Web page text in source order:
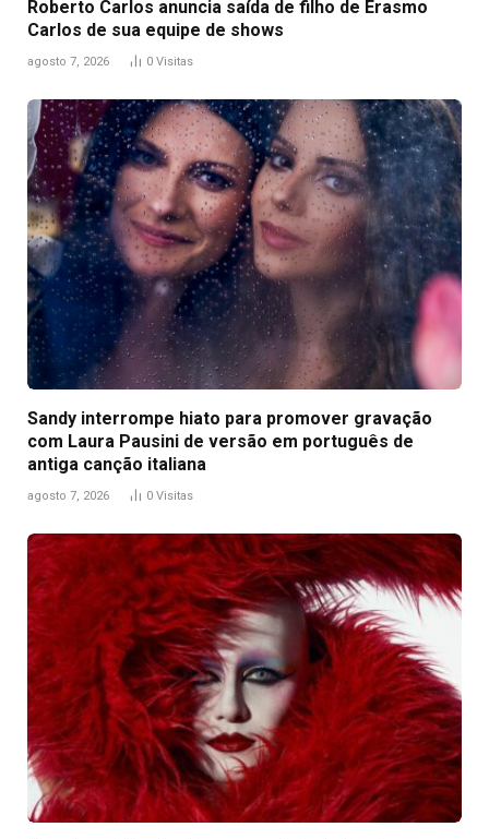
Roberto Carlos anuncia saída de filho de Erasmo
Carlos de sua equipe de shows
agosto 7, 2026 0 Visitas
Sandy interrompe hiato para promover gravação
com Laura Pausini de versão em português de
antiga canção italiana
agosto 7, 2026 0 Visitas